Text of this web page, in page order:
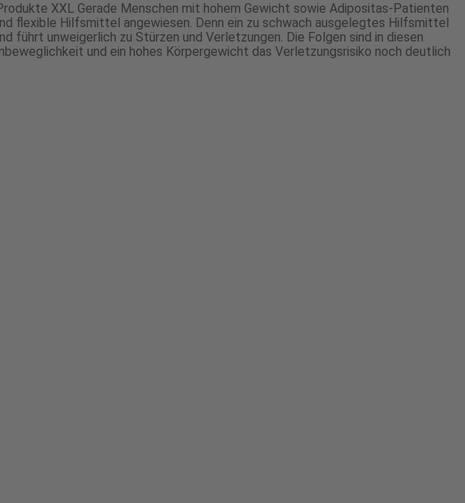
XXL Gerade Menschen mit hohem Gewicht sowie Adipositas-Patienten
flexible Hilfsmittel angewiesen. Denn ein zu schwach ausgelegtes Hilfsmittel
führt unweigerlich zu Stürzen und Verletzungen. Die Folgen sind in diesen
und ein hohes Körpergewicht das Verletzungsrisiko noch deutlich